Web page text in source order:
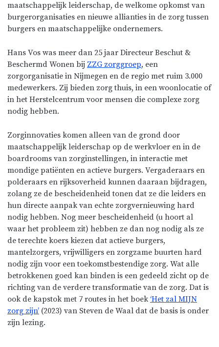
maatschappelijk leiderschap, de welkome opkomst van
burgerorganisaties en nieuwe allianties in de zorg tussen
burgers en maatschappelijke ondernemers.
Hans Vos was meer dan 25 jaar Directeur Beschut &
Beschermd Wonen bij ZZG zorggroep, een
zorgorganisatie in Nijmegen en de regio met ruim 3.000
medewerkers. Zij bieden zorg thuis, in een woonlocatie of
in het Herstelcentrum voor mensen die complexe zorg
nodig hebben.
Zorginnovaties komen alleen van de grond door
maatschappelijk leiderschap op de werkvloer en in de
boardrooms van zorginstellingen, in interactie met
mondige patiënten en actieve burgers. Vergaderaars en
polderaars en rijksoverheid kunnen daaraan bijdragen,
zolang ze de bescheidenheid tonen dat ze die leiders en
hun directe aanpak van echte zorgvernieuwing hard
nodig hebben. Nog meer bescheidenheid (u hoort al
waar het probleem zit) hebben ze dan nog nodig als ze
de terechte koers kiezen dat actieve burgers,
mantelzorgers, vrijwilligers en zorgzame buurten hard
nodig zijn voor een toekomstbestendige zorg. Wat alle
betrokkenen goed kan binden is een gedeeld zicht op de
richting van de verdere transformatie van de zorg. Dat is
ook de kapstok met 7 routes in het boek ‘Het zal MIJN
zorg zijn’ (2023) van Steven de Waal dat de basis is onder
zijn lezing.